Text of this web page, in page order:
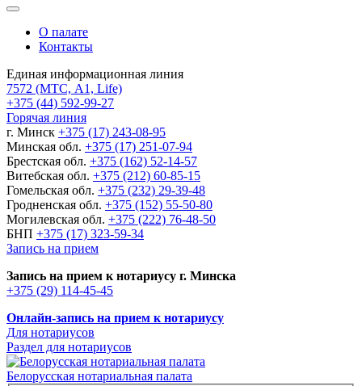
О палате
Контакты
Единая информационная линия
7572 (МТС, A1, Life)
+375 (44) 592-99-27
Горячая линия
г. Минск +375 (17) 243-08-95
Минская обл. +375 (17) 251-07-94
Брестская обл. +375 (162) 52-14-57
Витебская обл. +375 (212) 60-85-15
Гомельская обл. +375 (232) 29-39-48
Гродненская обл. +375 (152) 55-50-80
Могилевская обл. +375 (222) 76-48-50
БНП +375 (17) 323-59-34
Запись на прием
Запись на прием к нотариусу г. Минска
+375 (29) 114-45-45
Онлайн-запись на прием к нотариусу
Для нотариусов
Раздел для нотариусов
Белорусская нотариальная палата